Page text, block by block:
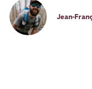
Jean-